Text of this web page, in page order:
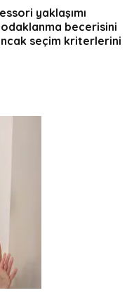
yaklaşımı
odaklanma becerisini
seçim kriterlerini